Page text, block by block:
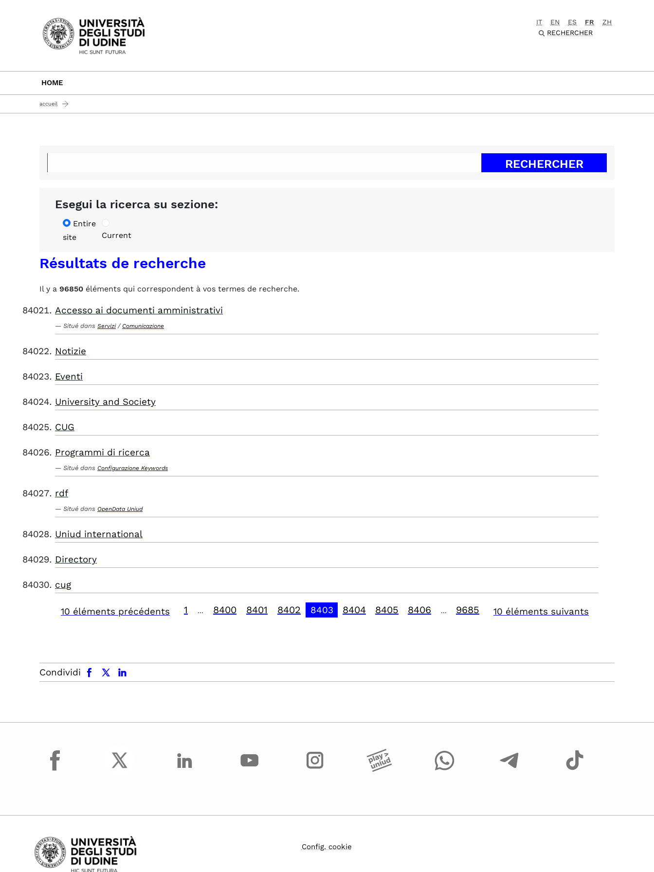
Passa al contenuto principale
IT EN ES FR
ZH
RECHERCHER
HOME
accueil
Esegui la ricerca su sezione:
Entire
site
Current
Résultats de recherche
Il y a 96850 éléments qui correspondent à vos termes de recherche.
Accesso ai documenti amministrativi
Situé dans Servizi / Comunicazione
Notizie
Eventi
University and Society
CUG
Programmi di ricerca
Situé dans Configurazione Keywords
rdf
Situé dans OpenData Uniud
Uniud international
Directory
cug
10 éléments précédents 1 8400 8401 8402 8403 8404 8405 8406 9685 10 éléments suivants
Condividi
facebook x.com linkedin
facebook
Config. cookie